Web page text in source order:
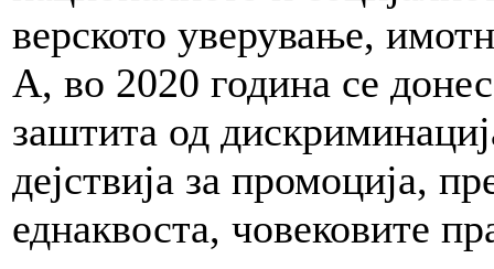
верското уверување,
А, во 2020 година се
заштита од
дејствија за промоција,
еднаквоста, човековите